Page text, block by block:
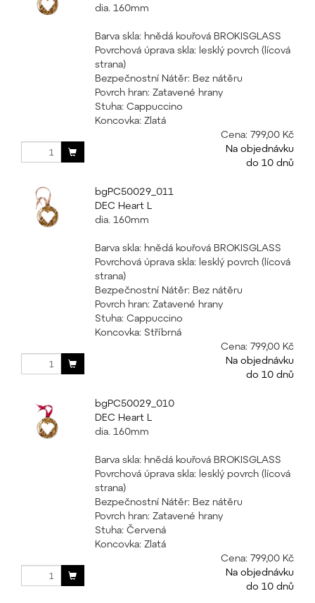
dia. 160mm
Barva skla: hnědá kouřová BROKISGLASS
Povrchová úprava skla: lesklý povrch (lícová
strana)
Bezpečnostní Nátěr: Bez nátěru
Povrch hran: Zatavené hrany
Stuha: Cappuccino
Koncovka: Zlatá
Cena: 799,00 Kč
Na objednávku
do 10 dnů
bgPC50029_011
DEC Heart L
dia. 160mm
Barva skla: hnědá kouřová BROKISGLASS
Povrchová úprava skla: lesklý povrch (lícová
strana)
Bezpečnostní Nátěr: Bez nátěru
Povrch hran: Zatavené hrany
Stuha: Cappuccino
Koncovka: Stříbrná
Cena: 799,00 Kč
Na objednávku
do 10 dnů
bgPC50029_010
DEC Heart L
dia. 160mm
Barva skla: hnědá kouřová BROKISGLASS
Povrchová úprava skla: lesklý povrch (lícová
strana)
Bezpečnostní Nátěr: Bez nátěru
Povrch hran: Zatavené hrany
Stuha: Červená
Koncovka: Zlatá
Cena: 799,00 Kč
Na objednávku
do 10 dnů